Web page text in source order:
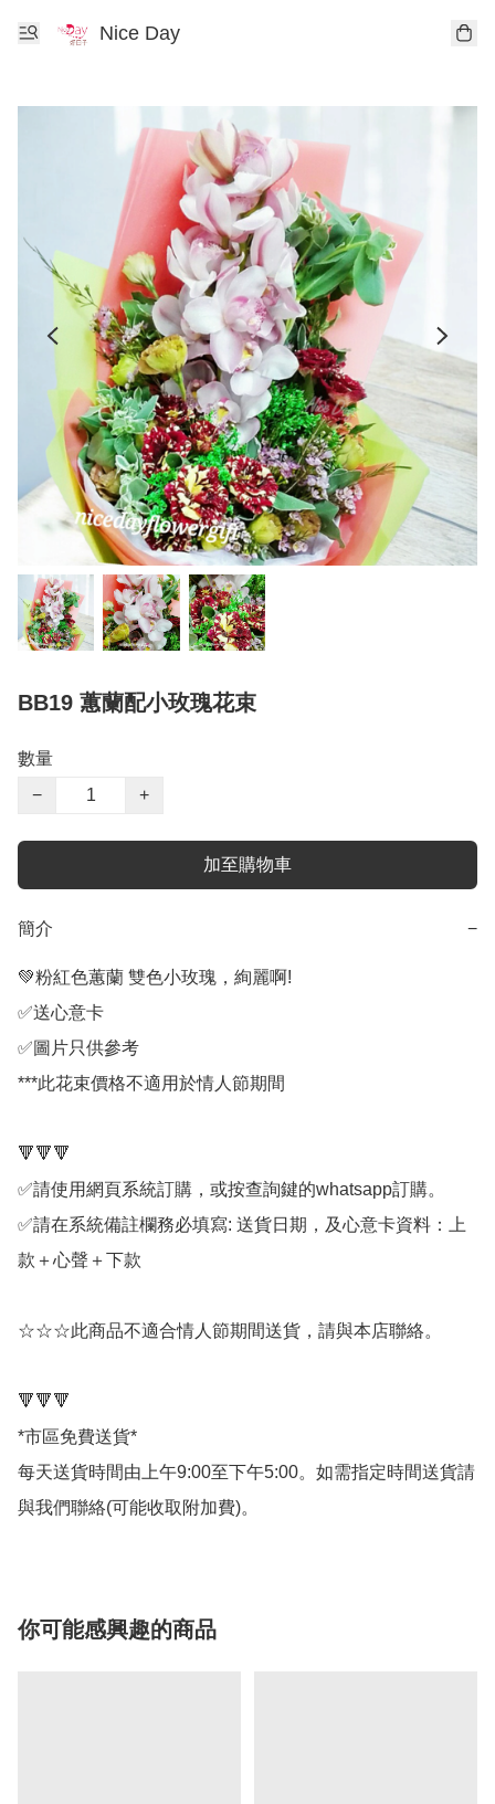
Nice Day
BB19 蕙蘭配小玫瑰花束
數量
−
+
加至購物車
簡介 −
💚粉紅色蕙蘭 雙色小玫瑰，絢麗啊!
✅送心意卡
✅圖片只供參考
***此花束價格不適用於情人節期間
🔻🔻🔻
✅請使用網頁系統訂購，或按查詢鍵的whatsapp訂購。
✅請在系統備註欄務必填寫: 送貨日期，及心意卡資料：上
款＋心聲＋下款
☆☆☆此商品不適合情人節期間送貨，請與本店聯絡。
🔻🔻🔻
*市區免費送貨*
每天送貨時間由上午9:00至下午5:00。如需指定時間送貨請
與我們聯絡(可能收取附加費)。
你可能感興趣的商品